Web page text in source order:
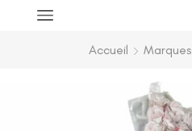
Accueil Marques